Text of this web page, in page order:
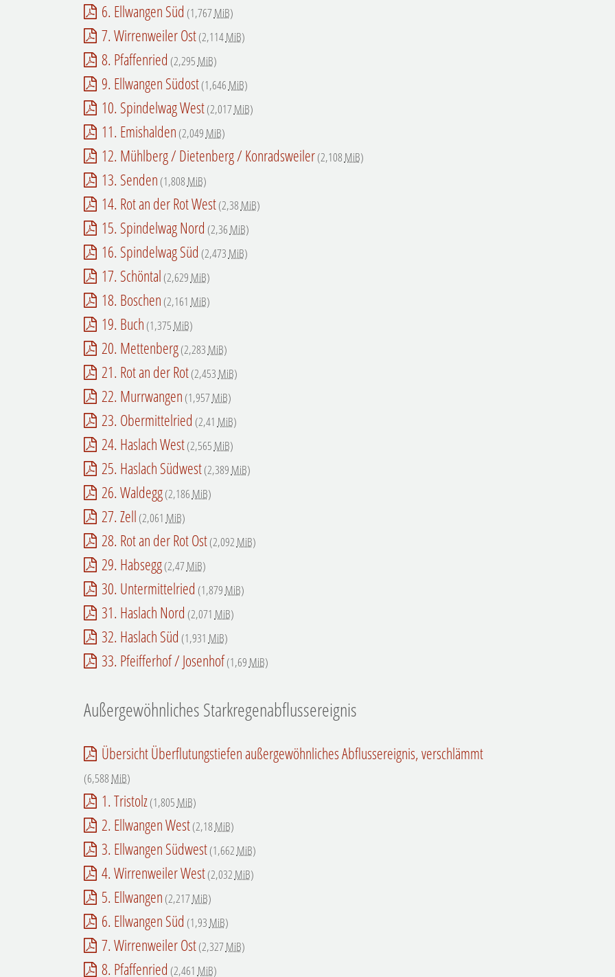
6. Ellwangen Süd (1,767MiB)
7. Wirrenweiler Ost(2,114MiB)
8. Pfaffenried (2,295 MiB)
9. Ellwangen Südost(1,646 MiB)
10. Spindelwag West(2,017MiB)
11. Emishalden (2,049 MiB)
12. Mühlberg / Dietenberg / Konradsweiler(2,108 MiB)
13. Senden (1,808 MiB)
14. Rot an der Rot West(2,38 MiB)
15. Spindelwag Nord (2,36 MiB)
16. Spindelwag Süd (2,473 MiB)
17. Schöntal (2,629 MiB)
18. Boschen (2,161 MiB)
19. Buch (1,375 MiB)
20. Mettenberg(2,283 MiB)
21. Rot an der Rot(2,453 MiB)
22. Murrwangen (1,957MiB)
23. Obermittelried (2,41 MiB)
24. Haslach West(2,565 MiB)
25. Haslach Südwest(2,389 MiB)
26. Waldegg(2,186 MiB)
27. Zell (2,061 MiB)
28. Rot an der Rot Ost(2,092 MiB)
29. Habsegg(2,47MiB)
30. Untermittelried (1,879 MiB)
31. Haslach Nord (2,071 MiB)
32. Haslach Süd (1,931 MiB)
33. Pfeifferhof / Josenhof(1,69 MiB)
Außergewöhnliches Starkregenabflussereignis
Übersicht Überflutungstiefen außergewöhnliches Abflussereignis, verschlämmt
(6,588 MiB)
1. Tristolz(1,805 MiB)
2. Ellwangen West(2,18 MiB)
3. Ellwangen Südwest(1,662 MiB)
4. Wirrenweiler West(2,032 MiB)
5. Ellwangen (2,217MiB)
6. Ellwangen Süd (1,93 MiB)
7. Wirrenweiler Ost(2,327MiB)
8. Pfaffenried (2,461 MiB)